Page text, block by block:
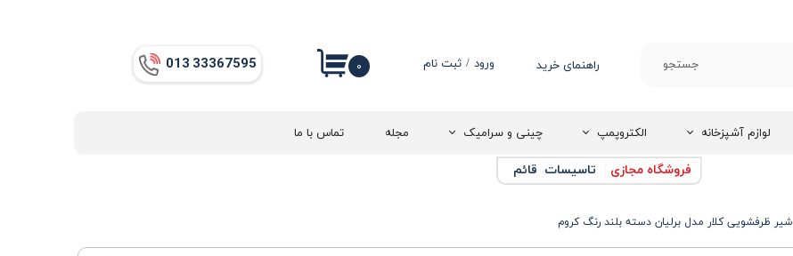
013​​​​​​​ 33367595 جستجو ورود / ثبت نام
تغییر گذر واژه لوازم آشپزخانه الکتروپمپ چینی و سرامیک مجله تماس با ما
راهنمای خرید ۰
فروشگاه مجازی تاسیسات قائم
شیر ظرفشویی کلار مدل برلیان دسته بلند رنگ کروم